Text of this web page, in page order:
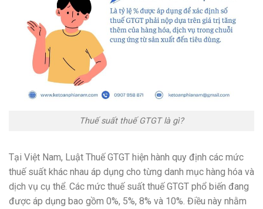
Thuế suất thuế GTGT là gì?
Tại Việt Nam, Luật Thuế GTGT hiện hành quy định các mức
thuế suất khác nhau áp dụng cho từng danh mục hàng hóa và
dịch vụ cụ thể. Các mức thuế suất thuế GTGT phổ biến đang
được áp dụng bao gồm 0%, 5%, 8% và 10%. Điều này nhằm